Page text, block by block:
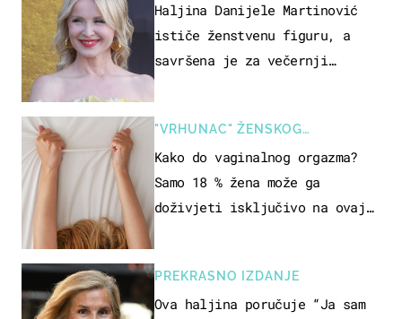
Haljina Danijele Martinović
ističe ženstvenu figuru, a
savršena je za večernji
"VRHUNAC" ŽENSKOG
SEKSUALNOG ISKUSTVA
Kako do vaginalnog orgazma?
Samo 18 % žena može ga
doživjeti isključivo na ovaj
PREKRASNO IZDANJE
Ova haljina poručuje “Ja sam